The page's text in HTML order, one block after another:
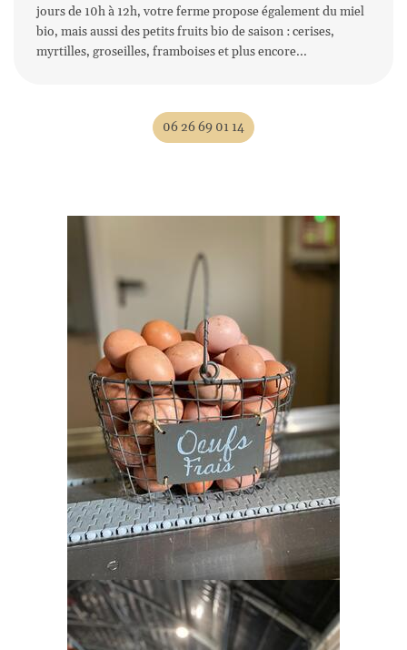
Rejoignez-
jours de 10h à 12h, votre ferme propose également du miel
bio, mais aussi des petits fruits bio de saison : cerises,
myrtilles, groseilles, framboises et plus encore...
06 26 69 01 14